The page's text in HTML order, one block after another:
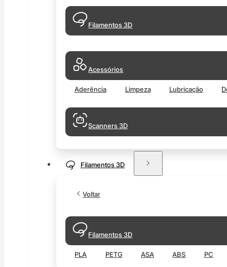
Filamentos 3D
Acessórios
Aderência Limpeza Lubricação
Scanners 3D
Filamentos 3D
Voltar
Filamentos 3D
PLA PETG ASA ABS PC